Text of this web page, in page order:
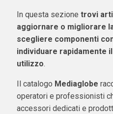
In questa sezione trovi
aggiornare o migliorare
scegliere componenti
individuare rapidamente
utilizzo.
Il catalogo Mediaglobe
operatori e professionisti
accessori dedicati e